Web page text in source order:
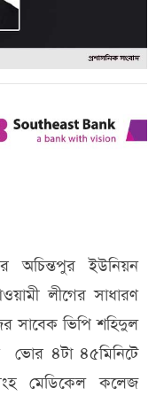
অচিন্তপুর ইউনিয়ন
লীগের সাধারণ
সাবেক ভিপি শহিদুল
৪টা ৪৫মিনিটে
মেডিকেল কলেজ